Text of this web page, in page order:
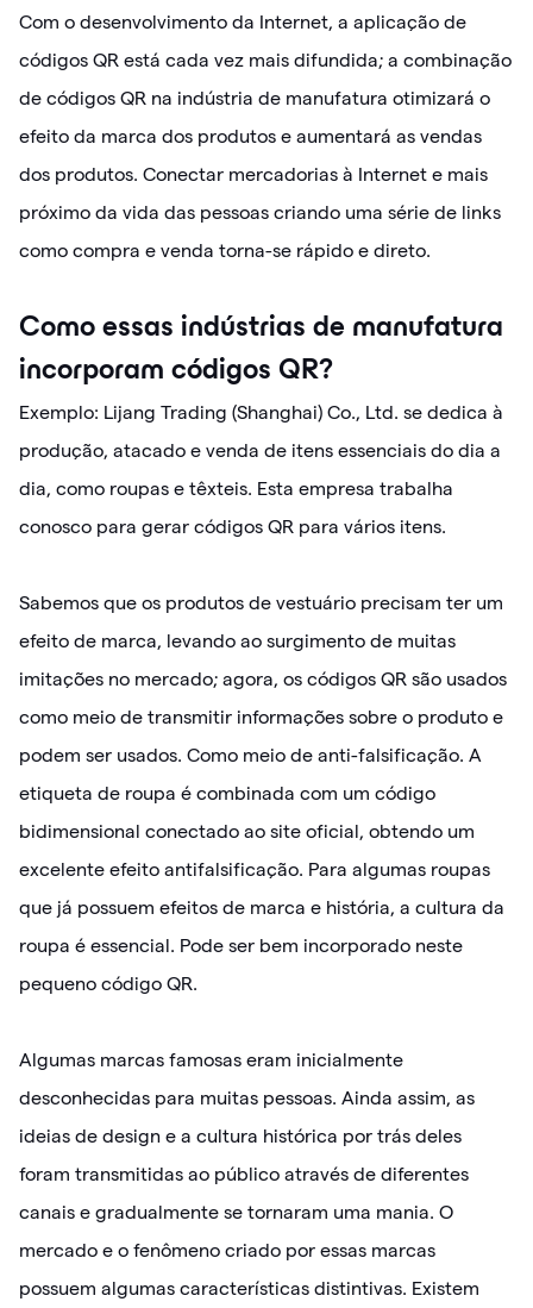
Com o desenvolvimento da Internet, a aplicação de
códigos QR está cada vez mais difundida; a combinação
de códigos QR na indústria de manufatura otimizará o
efeito da marca dos produtos e aumentará as vendas
dos produtos. Conectar mercadorias à Internet e mais
próximo da vida das pessoas criando uma série de links
como compra e venda torna-se rápido e direto.
Como essas indústrias de manufatura
incorporam códigos QR?
Exemplo: Lijang Trading (Shanghai) Co., Ltd. se dedica à
produção, atacado e venda de itens essenciais do dia a
dia, como roupas e têxteis. Esta empresa trabalha
conosco para gerar códigos QR para vários itens.
Sabemos que os produtos de vestuário precisam ter um
efeito de marca, levando ao surgimento de muitas
imitações no mercado; agora, os códigos QR são usados ​​
como meio de transmitir informações sobre o produto e
podem ser usados. Como meio de anti-falsificação. A
etiqueta de roupa é combinada com um código
bidimensional conectado ao site oficial, obtendo um
excelente efeito antifalsificação. Para algumas roupas
que já possuem efeitos de marca e história, a cultura da
roupa é essencial. Pode ser bem incorporado neste
pequeno código QR.
Algumas marcas famosas eram inicialmente
desconhecidas para muitas pessoas. Ainda assim, as
ideias de design e a cultura histórica por trás deles
foram transmitidas ao público através de diferentes
canais e gradualmente se tornaram uma mania. O
mercado e o fenômeno criado por essas marcas
possuem algumas características distintivas. Existem